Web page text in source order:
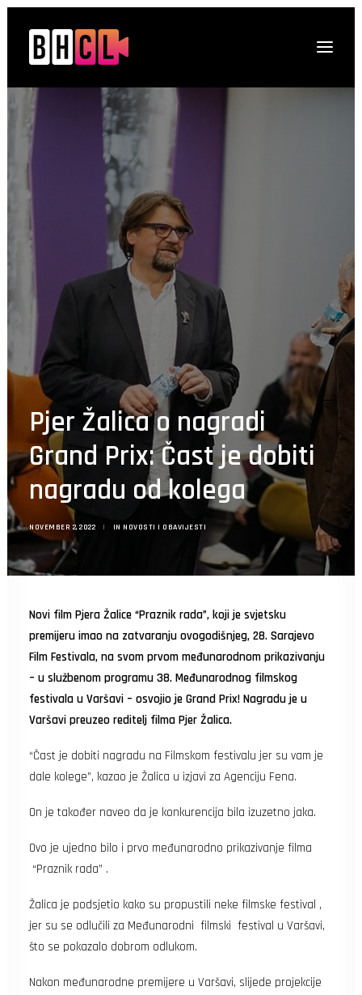
O platformi
Projekti
Multimedija
Novosti
DRUGI O NAMA
Kontakt
Search
Pjer Žalica o nagradi
Grand Prix: Čast je dobiti
nagradu od kolega
NOVEMBER 2, 2022 | IN NOVOSTI I OBAVIJESTI
Novi film Pjera Žalice “Praznik rada”, koji je svjetsku
premijeru imao na zatvaranju ovogodišnjeg, 28. Sarajevo
Film Festivala, na svom prvom međunarodnom prikazivanju
– u službenom programu 38. Međunarodnog filmskog
festivala u Varšavi – osvojio je Grand Prix! Nagradu je u
Varšavi preuzeo reditelj filma Pjer Žalica.
“Čast je dobiti nagradu na Filmskom festivalu jer su vam je
dale kolege”, kazao je Žalica u izjavi za Agenciju Fena.
On je također naveo da je konkurencija bila izuzetno jaka.
Ovo je ujedno bilo i prvo međunarodno prikazivanje filma
“Praznik rada” .
Žalica je podsjetio kako su propustili neke filmske festival ,
jer su se odlučili za Međunarodni filmski festival u Varšavi,
što se pokazalo dobrom odlukom.
Nakon međunarodne premijere u Varšavi, slijede projekcije